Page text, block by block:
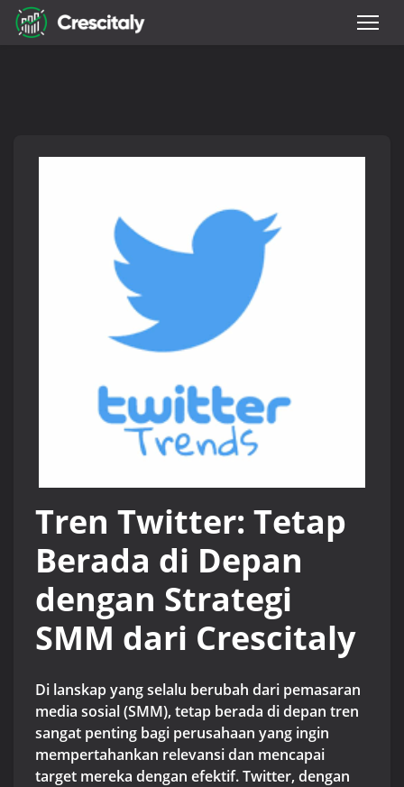
Tren Twitter: Tetap
Berada di Depan
dengan Strategi
SMM dari Crescitaly
Di lanskap yang selalu berubah dari pemasaran
media sosial (SMM), tetap berada di depan tren
sangat penting bagi perusahaan yang ingin
mempertahankan relevansi dan mencapai
target mereka dengan efektif. Twitter, dengan